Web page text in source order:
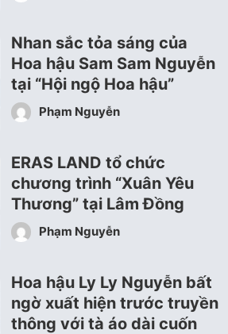
Nhan sắc tỏa sáng của
Hoa hậu Sam Sam Nguyễn
tại “Hội ngộ Hoa hậu”
Phạm Nguyễn
ERAS LAND tổ chức
chương trình “Xuân Yêu
Thương” tại Lâm Đồng
Phạm Nguyễn
Hoa hậu Ly Ly Nguyễn bất
ngờ xuất hiện trước truyền
thông với tà áo dài cuốn